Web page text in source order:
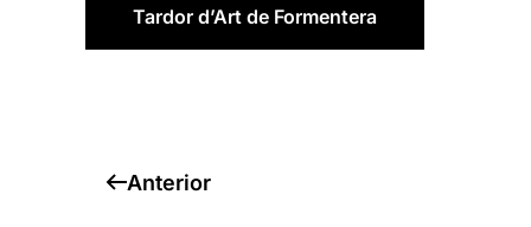
Tardor d’Art de Formentera
Anterior